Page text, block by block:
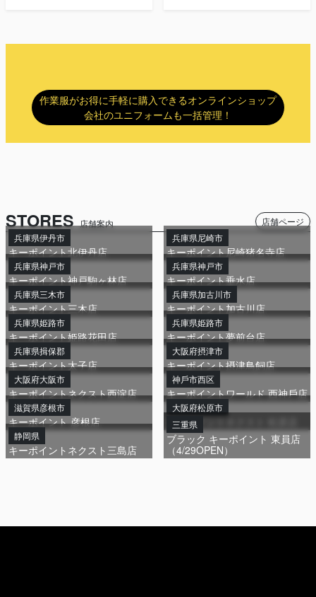
作業服がお得に手軽に購入できるオンラインショップ
会社のユニフォームも一括管理！
STORES 店舗案内
店舗ページ
兵庫県伊丹市
キーポイント北伊丹店
兵庫県尼崎市
キーポイント尼崎猪名寺店
兵庫県神戸市
キーポイント神戸駒ヶ林店
兵庫県神戸市
キーポイント垂水店
兵庫県三木市
キーポイント三木店
兵庫県加古川市
キーポイント加古川店
兵庫県姫路市
キーポイント姫路花田店
兵庫県姫路市
キーポイント夢前台店
兵庫県揖保郡
キーポイント太子店
大阪府摂津市
キーポイント摂津鳥飼店
大阪府大阪市
キーポイントネクスト西淀店
神戶市⻄区
キーポイントワールド ⻄神戶店
滋賀県彦根市
キーポイント 彦根店
大阪府松原市
キーポイントネクスト 松原店
静岡県
キーポイントネクスト三島店
三重県
ブラック キーポイント 東員店
（4/29OPEN）